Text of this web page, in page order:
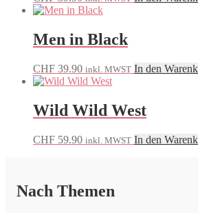
Men in Black
CHF 39.90 inkl. MWST In den
Wild Wild West
CHF 59.90 inkl. MWST In den
Nach Themen